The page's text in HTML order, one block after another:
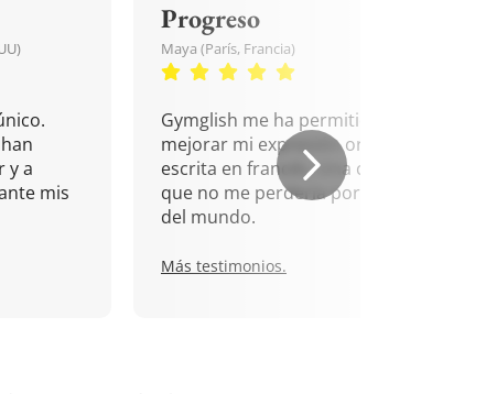
y a
mis
Progreso
Maya (París, Francia)
Gymglish me ha permitido
mejorar mi expresión oral y
escrita en francés. Una cita
que no me perdería por nada
del mundo.
Más testimonios.